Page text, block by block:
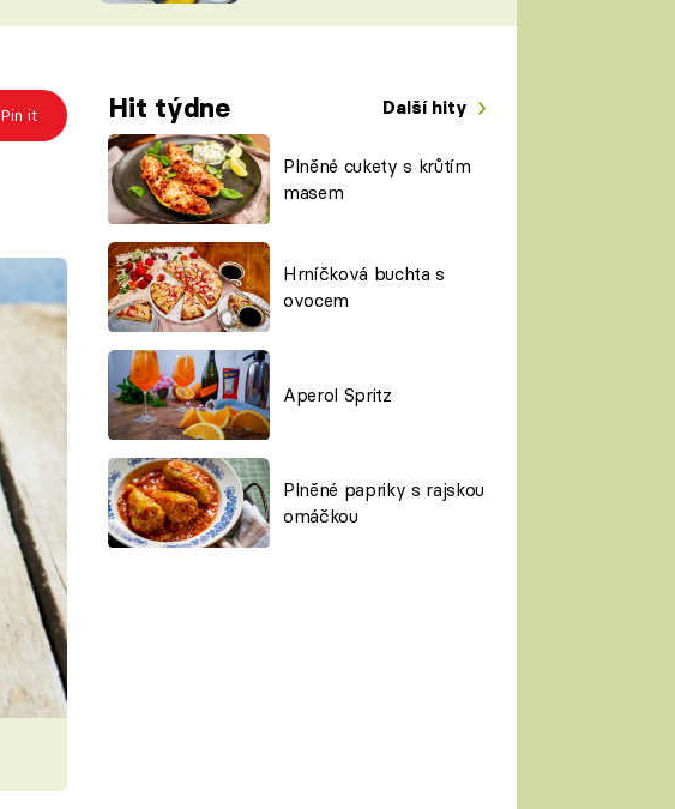
ČASOPIS
Pin it Hit týdne Další hity
Plněné cukety s krůtím
masem
Hrníčková buchta s
ovocem
Aperol Spritz
Plněné papriky s rajskou
omáčkou